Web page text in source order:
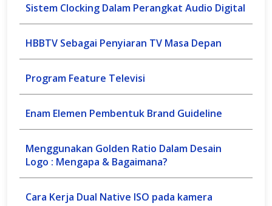
Sistem Clocking Dalam Perangkat Audio Digital
HBBTV Sebagai Penyiaran TV Masa Depan
Program Feature Televisi
Enam Elemen Pembentuk Brand Guideline
Menggunakan Golden Ratio Dalam Desain
Logo : Mengapa & Bagaimana?
Cara Kerja Dual Native ISO pada kamera